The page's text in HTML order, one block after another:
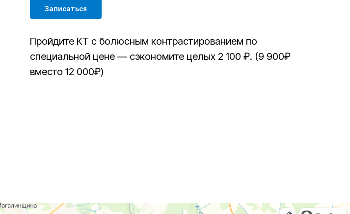
Записаться
Пройдите КТ с болюсным контрастированием по
специальной цене — сэкономите целых 2 100 ₽. (9 900₽
вместо 12 000₽)